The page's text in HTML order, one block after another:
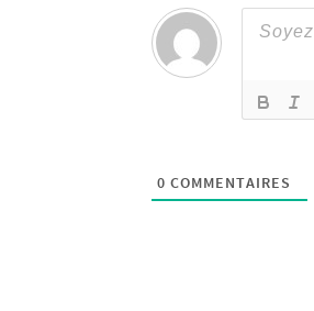
0 COMMENTAIRES